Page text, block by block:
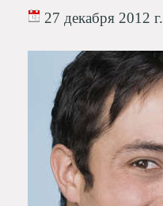
27 декабря 2012 г.